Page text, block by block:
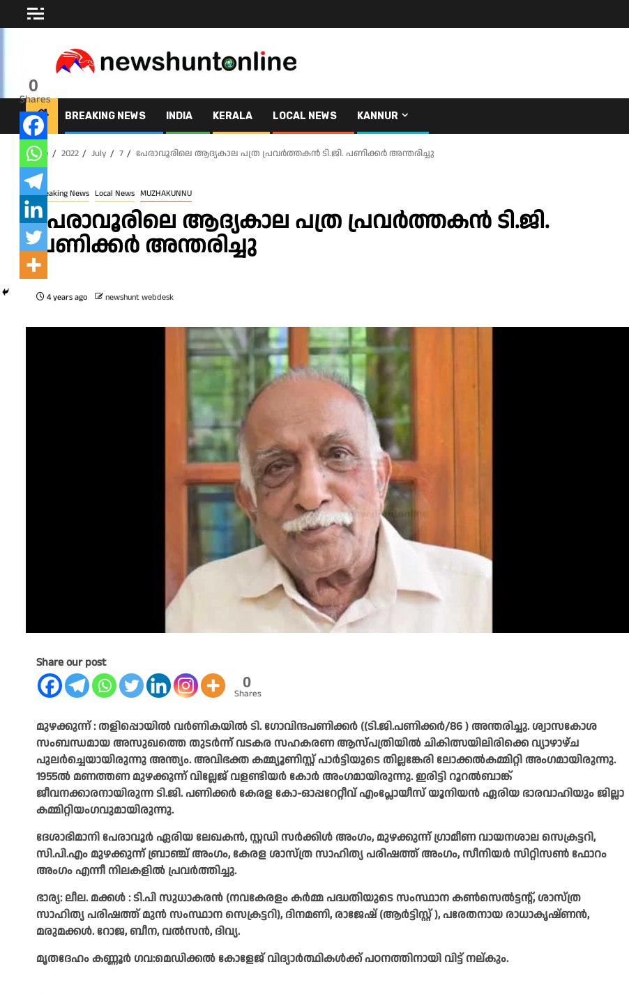
to
BREAKING NEWS INDIA KERALA LOCAL NEWS KANNUR
Home 2022 July 7 പേരാവൂരിലെ ആദ്യകാല പത്ര പ്രവർത്തകൻ ടി.ജി. പണിക്കർ അന്തരിച്ചു
Breaking News Local News MUZHAKUNNU
പേരാവൂരിലെ ആദ്യകാല പത്ര പ്രവർത്തകൻ ടി.ജി.
പണിക്കർ അന്തരിച്ചു
4 years ago newshunt webdesk
Share our post
0
Shares
മുഴക്കുന്ന് : തളിപ്പൊയിൽ വർണികയിൽ ടി. ഗോവിന്ദപണിക്കര്‍ ((ടി.ജി.പണിക്കർ/86 ) അന്തരിച്ചു. ശ്വാസകോശ
സംബന്ധമായ അസുഖത്തെ തുടർന്ന് വടകര സഹകരണ ആസ്പത്രിയില്‍ ചികിത്സയിലിരിക്കെ വ്യാഴാഴ്ച
പുലർച്ചെയായിരുന്നു അന്ത്യം. അവിഭക്ത കമ്മ്യൂണിസ്റ്റ് പാര്‍ട്ടിയുടെ തില്ലങ്കേരി ലോക്കല്‍കമ്മിറ്റി അംഗമായിരുന്നു.
1955ൽ മണത്തണ മുഴക്കുന്ന് വില്ലേജ് വളണ്ടിയർ കോർ അംഗമായിരുന്നു. ഇരിട്ടി റൂറല്‍ബാങ്ക്
ജീവനക്കാരനായിരുന്ന ടി.ജി. പണിക്കര്‍ കേരള കോ-ഓപ്പറേറ്റീവ് എംപ്ലോയീസ് യൂനിയൻ ഏരിയ ഭാരവാഹിയും ജില്ലാ
കമ്മിറ്റിയംഗവുമായിരുന്നു.
ദേശാഭിമാനി പേരാവൂർ ഏരിയ ലേഖകൻ, സ്റ്റഡി സർക്കിൾ അംഗം, മുഴക്കുന്ന് ഗ്രാമീണ വായനശാല സെക്രട്ടറി,
സി.പി.എം മുഴക്കുന്ന് ബ്രാഞ്ച് അംഗം, കേരള ശാസ്ത്ര സാഹിത്യ പരിഷത്ത് അംഗം, സീനിയർ സിറ്റിസൺ ഫോറം
അംഗം എന്നീ നിലകളിൽ പ്രവർത്തിച്ചു.
ഭാര്യ: ലീല. മക്കള്‍ : ടി.പി സുധാകരന്‍ (നവകേരളം കര്‍മ്മ പദ്ധതിയുടെ സംസ്ഥാന കണ്‍സെല്‍ട്ടന്റ്, ശാസ്ത്ര
സാഹിത്യ പരിഷത്ത് മുന്‍ സംസ്ഥാന സെക്രട്ടറി), ദിനമണി, രാജേഷ് (ആര്‍ട്ടിസ്റ്റ് ), പരേതനായ രാധാകൃഷ്ണന്‍,
മരുമക്കള്‍. റോജ, ബീന, വല്‍സന്‍, ദിവ്യ.
മൃതദേഹം കണ്ണൂർ ഗവ:മെഡിക്കൽ കോളേജ് വിദ്യാർത്ഥികൾക്ക് പഠനത്തിനായി വിട്ട് നല്കും.
0
Shares